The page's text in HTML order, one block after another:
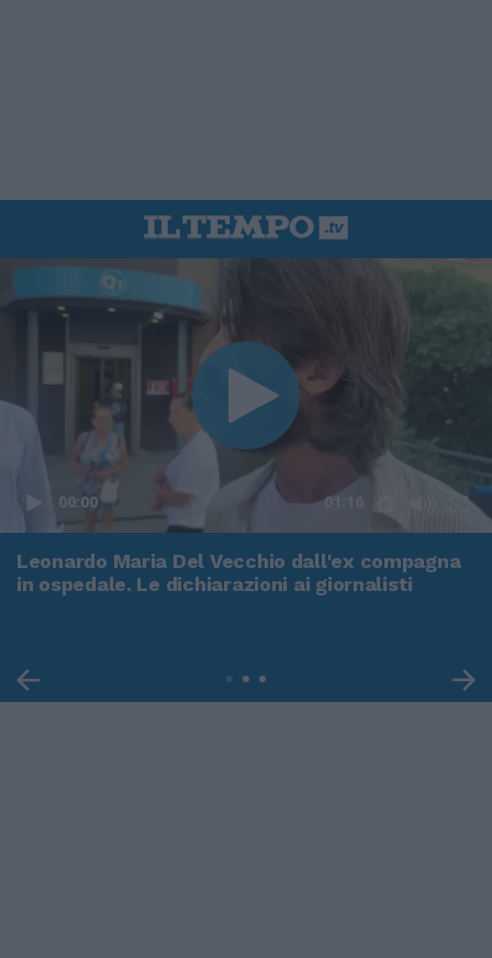
00:00 01:16
Leonardo Maria Del Vecchio dall'ex compagna
in ospedale. Le dichiarazioni ai giornalisti